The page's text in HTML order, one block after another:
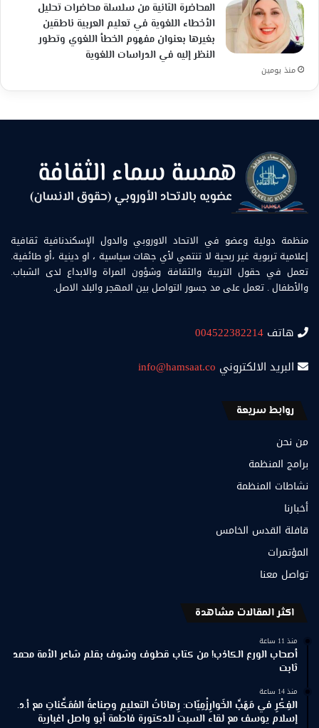
المحاضرة الثانية من سلسلة محاضرات تحليل
الأخطاء اللغوية في تعليم العربية ناطقين
بغيرها بعنوان مفهوم الخطأ اللغوي وتطور
النظر إليه في الدراسات اللغوية
منذ يومين
منظمة دولية وعضو في الاتحاد الاوروبي والدول الإسكندنافية ثقافية
إعلامية تربوية غير ربحية لا تنتمي لأي جهات سياسية ، او دينية ،أو طائفية.
تعمل في حقول التربية والثقافة وشؤون المراة والابداع لدى الشباب.
والأطفال . تعمل على مد جسور التواصل بين المهجر والبلد الاصل.
هاتف 004522382214
البريد الالكتروني info@hamsaat.co
روابط سريعة
من نحن
برامج المنظمة
نشاطات المنظمة
أخبارنا
قافلة القدس الخامس
المؤتمرات
تواصل معنا
اكثر المقالات مشاهدة
منذ 11 ساعة
أصحاب الورع الكاذب! من كتاب قطوف وشوف بقلم شاعر الأمة محمد
ثابت
منذ 14 ساعة
الفِكْرِ في مَهَبِّ الخَوارِزْمِيّات: رِهاناتُ التعليمِ وصِناعةُ المُمَكِّناتِ مع أ.د.
إسلام يوسف مع لقاء السبت للدكتورة فاطمة أبو واصل اغبارية